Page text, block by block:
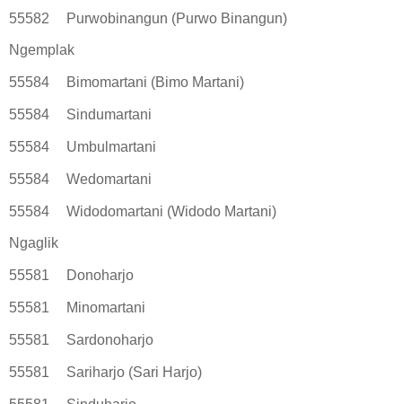
55582 Purwobinangun (Purwo Binangun)
Ngemplak
55584 Bimomartani (Bimo Martani)
55584 Sindumartani
55584 Umbulmartani
55584 Wedomartani
55584 Widodomartani (Widodo Martani)
Ngaglik
55581 Donoharjo
55581 Minomartani
55581 Sardonoharjo
55581 Sariharjo (Sari Harjo)